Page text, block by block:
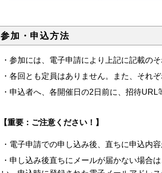
参加・申込方法
・参加には、電子申請により上記に記載の
・各回とも定員はありません。また、それ
・申込者へ、各開催日の2日前に、招待URL
【重要：ご注意ください！】
・電子申請での申し込み後、直ちに申込内
・申し込み後直ちにメールが届かない場合